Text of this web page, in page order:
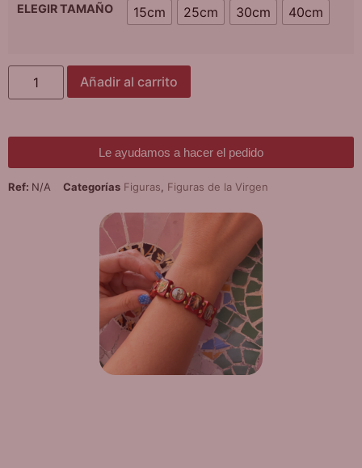
ELEGIR TAMAÑO 15cm 25cm 30cm 40cm
Añadir al carrito
Le ayudamos a hacer el pedido
Ref: N/A Categorías Figuras Figuras de la Virgen